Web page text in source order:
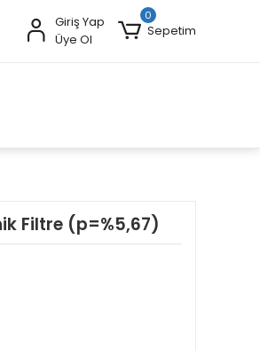
Giriş Yap
Üye Ol
0
Sepetim
Filtre (p=%5,67)